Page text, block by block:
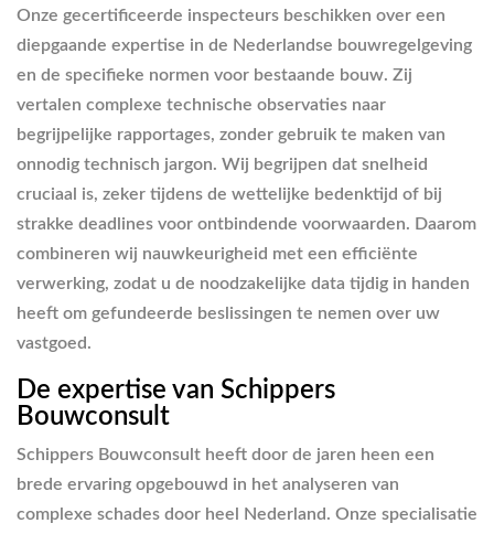
Onze gecertificeerde inspecteurs beschikken over een
diepgaande expertise in de Nederlandse bouwregelgeving
en de specifieke normen voor bestaande bouw. Zij
vertalen complexe technische observaties naar
begrijpelijke rapportages, zonder gebruik te maken van
onnodig technisch jargon. Wij begrijpen dat snelheid
cruciaal is, zeker tijdens de wettelijke bedenktijd of bij
strakke deadlines voor ontbindende voorwaarden. Daarom
combineren wij nauwkeurigheid met een efficiënte
verwerking, zodat u de noodzakelijke data tijdig in handen
heeft om gefundeerde beslissingen te nemen over uw
vastgoed.
De expertise van Schippers
Bouwconsult
Schippers Bouwconsult heeft door de jaren heen een
brede ervaring opgebouwd in het analyseren van
complexe schades door heel Nederland. Onze specialisatie